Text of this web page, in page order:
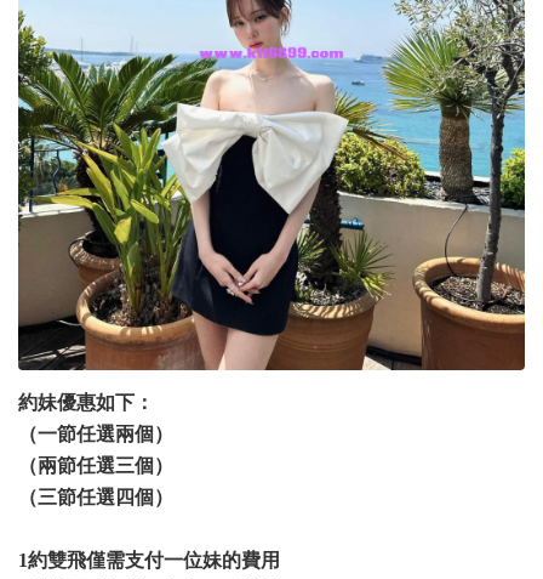
約妹優惠如下：
（一節任選兩個）
（兩節任選三個）
（三節任選四個）
1約雙飛僅需支付一位妹的費用